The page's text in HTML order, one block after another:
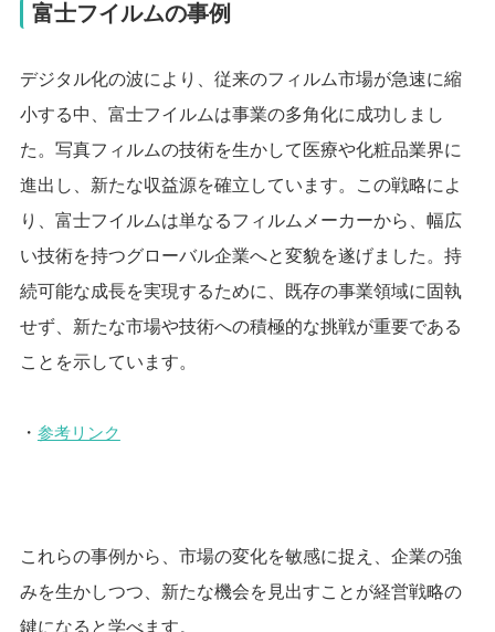
富士フイルムの事例
デジタル化の波により、従来のフィルム市場が急速に縮
小する中、富士フイルムは事業の多角化に成功しまし
た。写真フィルムの技術を生かして医療や化粧品業界に
進出し、新たな収益源を確立しています。この戦略によ
り、富士フイルムは単なるフィルムメーカーから、幅広
い技術を持つグローバル企業へと変貌を遂げました。持
続可能な成長を実現するために、既存の事業領域に固執
せず、新たな市場や技術への積極的な挑戦が重要である
ことを示しています。
・ 参考リンク
これらの事例から、市場の変化を敏感に捉え、企業の強
みを生かしつつ、新たな機会を見出すことが経営戦略の
鍵になると学べます。